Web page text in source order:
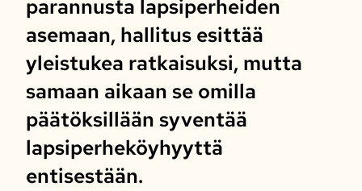
parannusta lapsiperheiden
asemaan, hallitus esittää
yleistukea ratkaisuksi, mutta
samaan aikaan se omilla
päätöksillään syventää
lapsiperheköyhyyttä
entisestään.